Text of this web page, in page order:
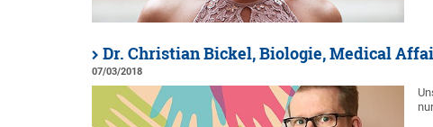
Dr. Christian Bickel, Biologie, Medical
07/03/2018